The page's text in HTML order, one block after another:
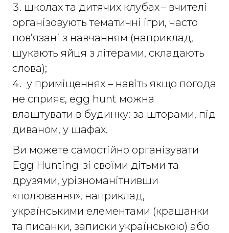
школах та дитячих клубах – вчителі
організовують тематичні ігри, часто
пов’язані з навчанням (наприклад,
шукають яйця з літерами, складають
слова);
у приміщеннях – навіть якщо погода
не сприяє, egg hunt можна
влаштувати в будинку: за шторами, під
диваном, у шафах.
Ви можете самостійно організувати
Egg Hunting зі своїми дітьми та
друзями, урізноманітнивши
«полювання», наприклад,
українськими елементами (крашанки
та писанки, записки українською) або